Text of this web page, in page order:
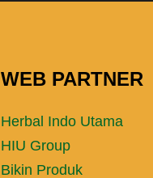
WEB PARTNER
Herbal Indo Utama
HIU Group
Bikin Produk